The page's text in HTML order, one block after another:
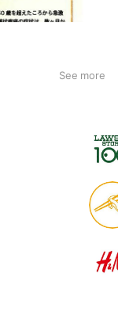
See more